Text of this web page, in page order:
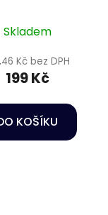
Skladem
Kč bez DPH
199 Kč
KOŠÍKU